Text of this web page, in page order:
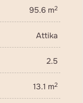
95.6 m2
Attika
2.5
13.1 m2